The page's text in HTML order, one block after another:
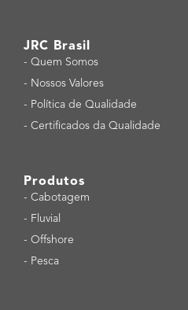
JRC Brasil
- Quem Somos
- Nossos Valores
- Política de Qualidade
- Certificados da Qualidade
Produtos
- Cabotagem
- Fluvial
- Offshore
- Pesca